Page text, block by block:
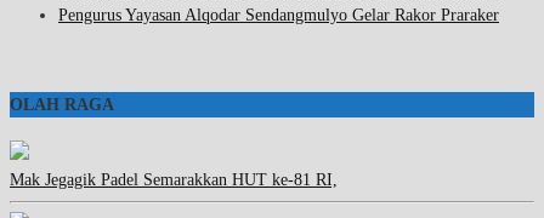
Pengurus Yayasan Alqodar Sendangmulyo Gelar Rakor Praraker
OLAH RAGA
Mak Jegagik Padel Semarakkan HUT ke-81 RI,